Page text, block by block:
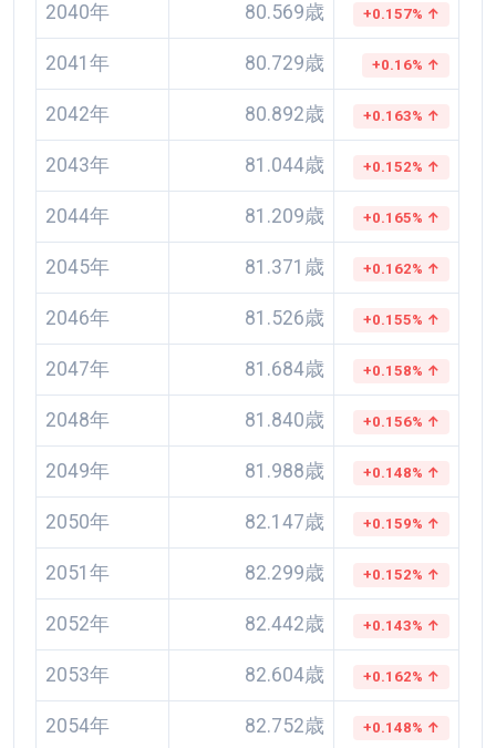
2040年 80.569歳 +0.157% ↑
2041年 80.729歳 +0.16% ↑
2042年 80.892歳 +0.163% ↑
2043年 81.044歳 +0.152% ↑
2044年 81.209歳 +0.165% ↑
2045年 81.371歳 +0.162% ↑
2046年 81.526歳 +0.155% ↑
2047年 81.684歳 +0.158% ↑
2048年 81.840歳 +0.156% ↑
2049年 81.988歳 +0.148% ↑
2050年 82.147歳 +0.159% ↑
2051年 82.299歳 +0.152% ↑
2052年 82.442歳 +0.143% ↑
2053年 82.604歳 +0.162% ↑
2054年 82.752歳 +0.148% ↑